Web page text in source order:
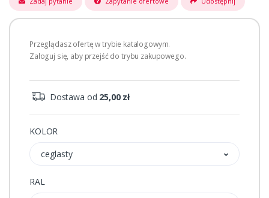
Przeglądasz ofertę w trybie katalogowym.
Zaloguj się, aby przejść do trybu zakupowego.
Dostawa od 25,00 zł
KOLOR
ceglasty
RAL